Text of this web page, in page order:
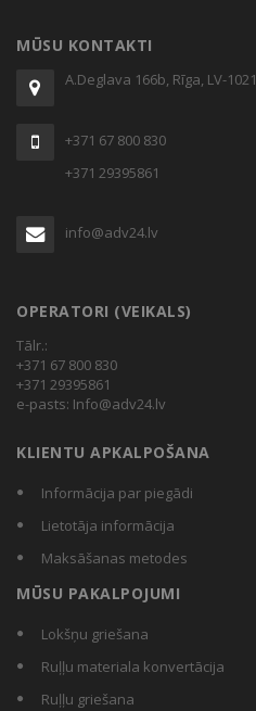
MŪSU KONTAKTI
A.Deglava 166b, Rīga, LV-1021
+371 67 800 830
+371 29395861
info@adv24.lv
OPERATORI (VEIKALS)
Tālr.:
+371 67 800 830
+371 29395861
e-pasts: Info@adv24.lv
KLIENTU APKALPOŠANA
Informācija par piegādi
Lietotāja informācija
Maksāšanas metodes
MŪSU PAKALPOJUMI
Lokšņu griešana
Ruļļu materiala konvertācija
Ruļļu griešana